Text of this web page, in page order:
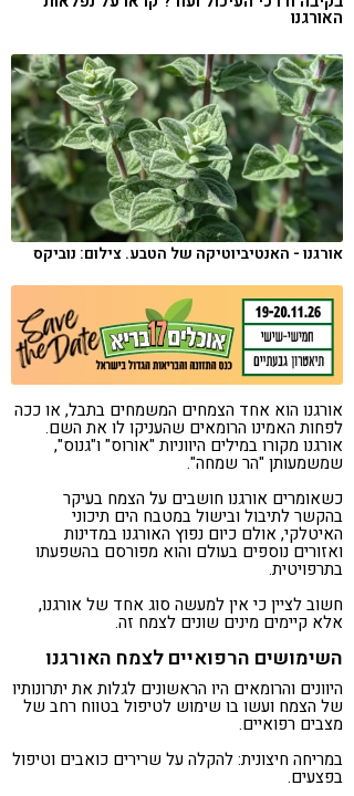
קורונה
האורגנו
אורגנו - האנטיביוטיקה של הטבע. צילום: נוביקס
אורגנו הוא אחד הצמחים המשמחים בתבל, או ככה
לפחות האמינו הרומאים שהעניקו לו את השם.
אורגנו מקורו במילים היווניות "אורוס" ו"גנוס",
שמשמעותן "הר שמחה".
כשאומרים אורגנו חושבים על הצמח בעיקר
בהקשר לתיבול ובישול במטבח הים תיכוני
האיטלקי, אולם כיום נפוץ האורגנו במדינות
ואזורים נוספים בעולם והוא מפורסם בהשפעתו
בתרפויטית.
חשוב לציין כי אין למעשה סוג אחד של אורגנו,
אלא קיימים מינים שונים לצמח זה.
השימושים הרפואיים לצמח האורגנו
היוונים והרומאים היו הראשונים לגלות את יתרונותיו
של הצמח ועשו בו שימוש לטיפול בטווח רחב של
מצבים רפואיים.
במריחה חיצונית: להקלה על שרירים כואבים וטיפול
בפצעים.